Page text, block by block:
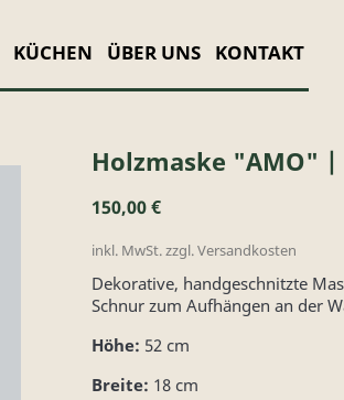
KÜCHEN ÜBER UNS KONTAKT
Holzmaske "AMO"
150,00 €
inkl. MwSt. zzgl. Versandkosten
Dekorative, handgeschnitzte
Schnur zum Aufhängen an der
Höhe: 52 cm
Breite: 18 cm